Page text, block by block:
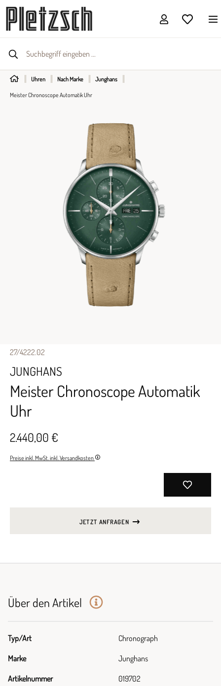
Uhren Nach Marke Junghans
Meister Chronoscope Automatik Uhr
27/4222.02
JUNGHANS
Meister Chronoscope Automatik
Uhr
2.440,00 €
Preise inkl. MwSt. inkl. Versandkosten
JETZT ANFRAGEN
Über den Artikel
Typ/Art Chronograph
Marke Junghans
Artikelnummer 019702